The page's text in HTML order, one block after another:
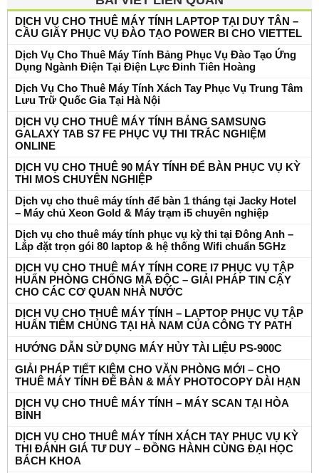
DỊCH VỤ CHO THUÊ MÁY TÍNH LAPTOP TẠI DUY TÂN –
CẦU GIẤY PHỤC VỤ ĐÀO TẠO POWER BI CHO VIETTEL
Dịch Vụ Cho Thuê Máy Tính Bảng Phục Vụ Đào Tạo Ứng
Dụng Ngành Điện Tại Điện Lực Đinh Tiên Hoàng
Dịch Vụ Cho Thuê Máy Tính Xách Tay Phục Vụ Trung Tâm
Lưu Trữ Quốc Gia Tại Hà Nội
DỊCH VỤ CHO THUÊ MÁY TÍNH BẢNG SAMSUNG
GALAXY TAB S7 FE PHỤC VỤ THI TRẮC NGHIỆM
ONLINE
DỊCH VỤ CHO THUÊ 90 MÁY TÍNH ĐỂ BÀN PHỤC VỤ KỲ
THI MOS CHUYÊN NGHIỆP
Dịch vụ cho thuê máy tính để bàn 1 tháng tại Jacky Hotel
– Máy chủ Xeon Gold & Máy trạm i5 chuyên nghiệp
Dịch vụ cho thuê máy tính phục vụ kỳ thi tại Đông Anh –
Lắp đặt trọn gói 80 laptop & hệ thống Wifi chuẩn 5GHz
DỊCH VỤ CHO THUÊ MÁY TÍNH CORE I7 PHỤC VỤ TẬP
HUẤN PHÒNG CHỐNG MÃ ĐỘC – GIẢI PHÁP TIN CẬY
CHO CÁC CƠ QUAN NHÀ NƯỚC
DỊCH VỤ CHO THUÊ MÁY TÍNH – LAPTOP PHỤC VỤ TẬP
HUẤN TIÊM CHỦNG TẠI HÀ NAM CỦA CÔNG TY PATH
HƯỚNG DẪN SỬ DỤNG MÁY HỦY TÀI LIỆU PS-900C
GIẢI PHÁP TIẾT KIỆM CHO VĂN PHÒNG MỚI – CHO
THUÊ MÁY TÍNH ĐỂ BÀN & MÁY PHOTOCOPY DÀI HẠN
DỊCH VỤ CHO THUÊ MÁY TÍNH – MÁY SCAN TẠI HÒA
BÌNH
DỊCH VỤ CHO THUÊ MÁY TÍNH XÁCH TAY PHỤC VỤ KỲ
THI ĐÁNH GIÁ TƯ DUY – ĐỒNG HÀNH CÙNG ĐẠI HỌC
BÁCH KHOA